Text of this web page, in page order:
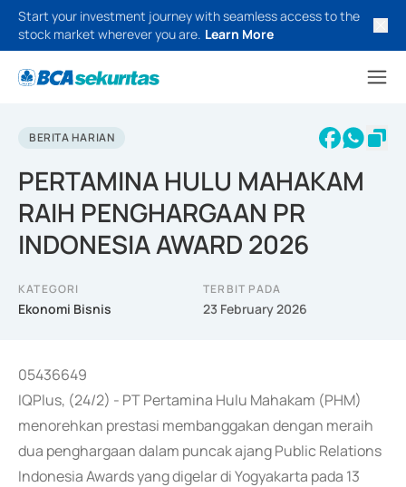
Start your investment journey with seamless access to the
stock market wherever you are. Learn More
BERITA HARIAN
PERTAMINA HULU MAHAKAM
RAIH PENGHARGAAN PR
INDONESIA AWARD 2026
KATEGORI
Ekonomi Bisnis
TERBIT PADA
23 February 2026
05436649
IQPlus, (24/2) - PT Pertamina Hulu Mahakam (PHM)
menorehkan prestasi membanggakan dengan meraih
dua penghargaan dalam puncak ajang Public Relations
Indonesia Awards yang digelar di Yogyakarta pada 13